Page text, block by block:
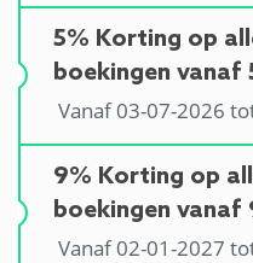
5% Korting op
boekingen vanaf
Vanaf 03-07-2026
9% Korting op
boekingen vanaf
Vanaf 02-01-2027